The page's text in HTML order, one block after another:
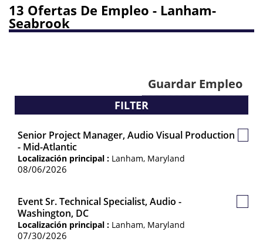
13 Ofertas De Empleo - Lanham-
Seabrook
Guardar Empleo
FILTER
Senior Project Manager, Audio Visual Production
- Mid-Atlantic
Localización principal : Lanham, Maryland
08/06/2026
Event Sr. Technical Specialist, Audio -
Washington, DC
Localización principal : Lanham, Maryland
07/30/2026